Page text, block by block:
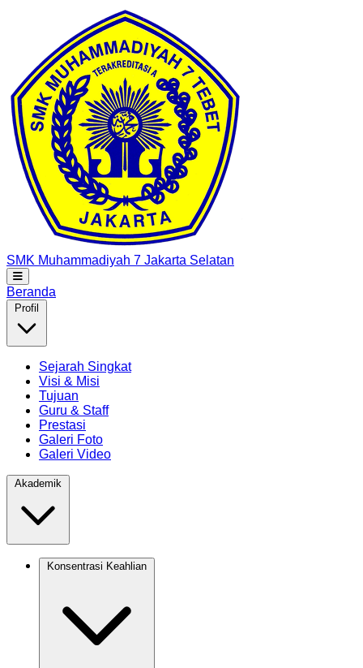
SMK Muhammadiyah 7 Jakarta Selatan
Beranda
Sejarah Singkat
Visi & Misi
Tujuan
Guru & Staff
Prestasi
Galeri Foto
Galeri Video